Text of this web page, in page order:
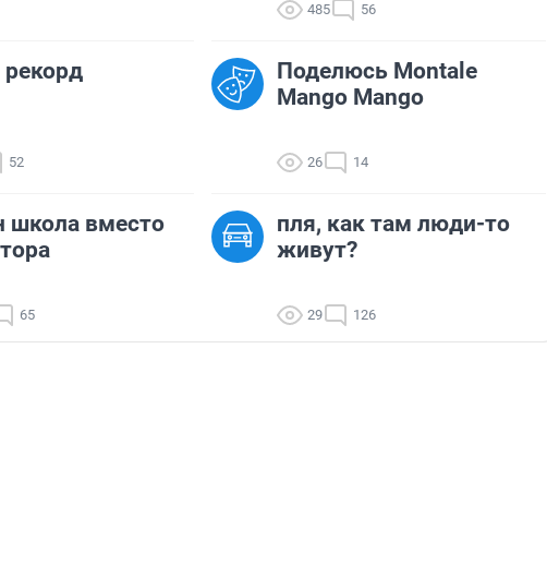
485 56
52
Поделюсь Montale
Mango Mango
26 14
школа вместо
65
пля, как там люди-то
живут?
29 126